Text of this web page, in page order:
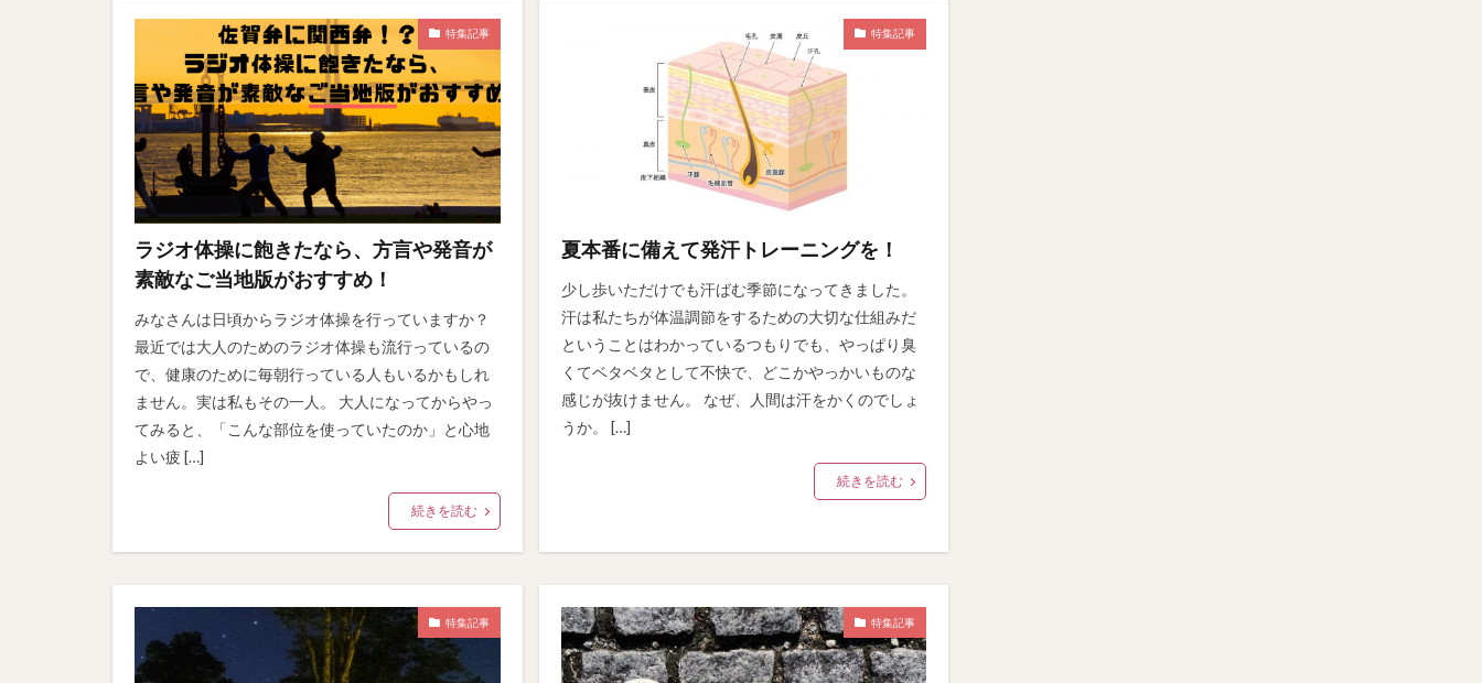
特集記事
ラジオ体操に飽きたなら、方言や発音が
素敵なご当地版がおすすめ！
みなさんは日頃からラジオ体操を行っていますか？
最近では大人のためのラジオ体操も流行っているの
で、健康のために毎朝行っている人もいるかもしれ
ません。実は私もその一人。 大人になってからやっ
てみると、「こんな部位を使っていたのか」と心地
よい疲 […]
続きを読む
特集記事
夏本番に備えて発汗トレーニングを！
少し歩いただけでも汗ばむ季節になってきました。
汗は私たちが体温調節をするための大切な仕組みだ
ということはわかっているつもりでも、やっぱり臭
くてベタベタとして不快で、どこかやっかいものな
感じが抜けません。 なぜ、人間は汗をかくのでしょ
うか。 […]
続きを読む
特集記事 特集記事